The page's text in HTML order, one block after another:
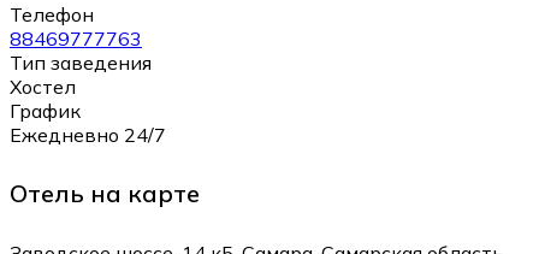
Телефон
88469777763
Тип заведения
Хостел
График
Ежедневно 24/7
Отель на карте